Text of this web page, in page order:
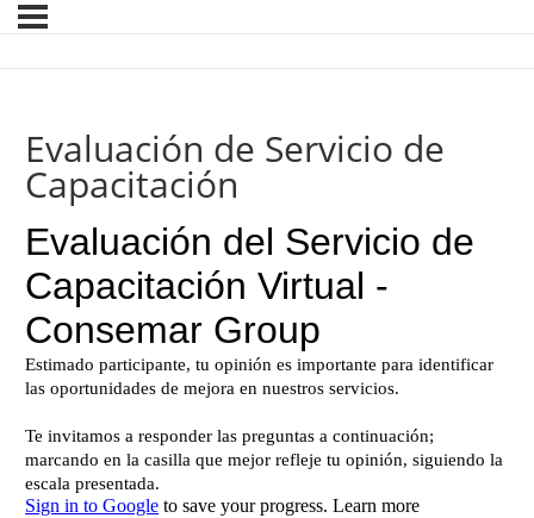
Evaluación de Servicio de
Capacitación